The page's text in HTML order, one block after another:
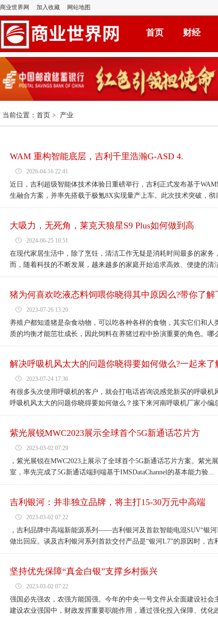
商业世界网 加入收藏 网站地图
首页 财经
当前位置： 首页 > 产业
WAM 重构智能底层，吉利千里浩瀚G-ASD 4.
2026-04-16 22:41
近日，吉利超级智能体技术体验日重磅举行，吉利正式发布基于
生融合方案，并率先搭载于极氪8X实现量产上车。此次技术突破，彻
大吸力，无死角，莱克天狼星S9 Plus如何做到高
2024-06-25 10:51
在现代家居生活中，除了烹饪，清洁工作无疑是消耗时间最多的家
而，随着科技的不断发展，越来越多的家庭开始追求高效、便捷的清
猪为何喜欢吃液态料饲喂你晓得其中原因么?带你了解
2023-07-26 13:20
养殖户都知道猪是杂食动物，可以吃各种各样的食物，其实它们和
质的均衡才能茁壮成长，因此饲料在养猪过程中扮演重要的角色。哪
解决呼吸机风太大的问题你晓得要如何做么?一起来了
2023-07-24 17:36
有很多头次使用呼吸机的客户，就会打电话咨询说感觉新买的呼吸
呼吸机风太大的问题你晓得要如何做么？接下来河南呼吸机厂家小编
紫光展锐MWC2023展示全球首个5G新通话芯片方
2023-03-02 07:29
，紫光展锐在MWC2023上展示了全球首个5G新通话芯片方案。紫
室，率先完成了5G新通话端到端基于IMSDataChannel的基本能力验...
吉利银河：并非独立品牌，将主打15-30万元中高端
2023-03-02 07:22
，吉利品牌中高端新能源系列——吉利银河及首款智能电混SUV“银
做出回应。谈及吉利银河系列首款交付产品是“银河L7”的原因时，吉
坚持优先保障“真金白银”支撑乡村振兴
2023-03-02 07:22
强国必先强农，农强方能国强。今年的中央一号文件从全面建设社
建设农业强国中，财政发挥重要职能作用，通过强化投入保障、优化